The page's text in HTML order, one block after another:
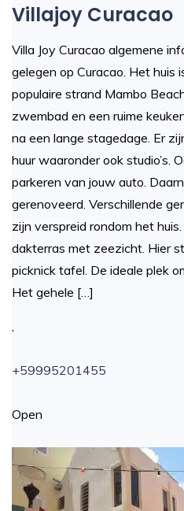
Villajoy Curacao
Villa Joy Curacao algemene
gelegen op Curacao. Het huis
populaire strand Mambo
zwembad en een ruime
na een lange stagedage. Er
huur waaronder ook studio’s.
parkeren van jouw auto.
gerenoveerd. Verschillende
zijn verspreid rondom het
dakterras met zeezicht. Hier
picknick tafel. De ideale plek
Het gehele […]
+59995201455
Open